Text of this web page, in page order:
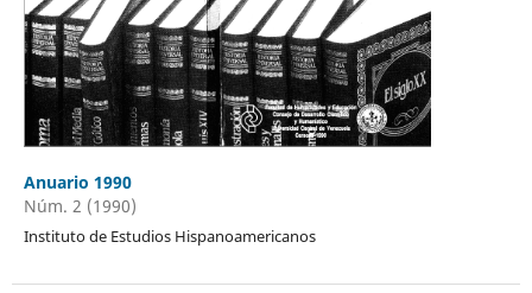
Anuario 1990
Núm. 2 (1990)
Instituto de Estudios Hispanoamericanos